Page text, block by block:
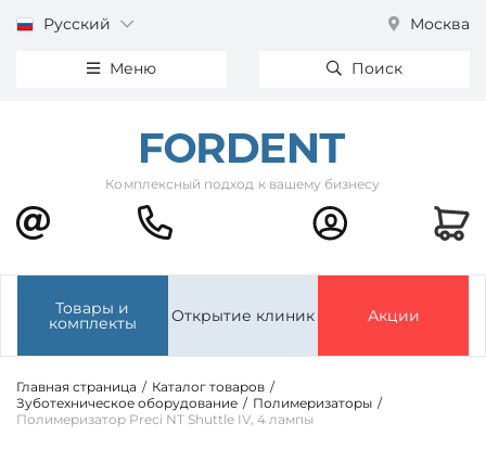
Русский Москва
Меню Поиск
Комплексный подход к вашему бизнесу
Товары и
комплекты Открытие клиник Акции
Главная страница / Каталог товаров /
Зуботехническое оборудование / Полимеризаторы /
Полимеризатор Preci NT Shuttle IV, 4 лампы